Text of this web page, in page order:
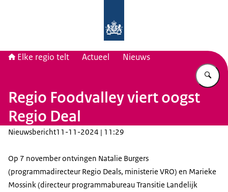
Elke regio telt Actueel Nieuws
Regio Foodvalley viert oogst
Regio Deal
Nieuwsbericht11-11-2024 | 11:29
Op 7 november ontvingen Natalie Burgers
(programmadirecteur Regio Deals, ministerie VRO) en Marieke
Mossink (directeur programmabureau Transitie Landelijk